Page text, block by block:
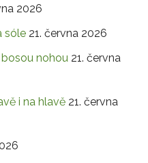
2026
sóle 21. června 2026
bosou nohou 21. června
i na hlavě 21. června